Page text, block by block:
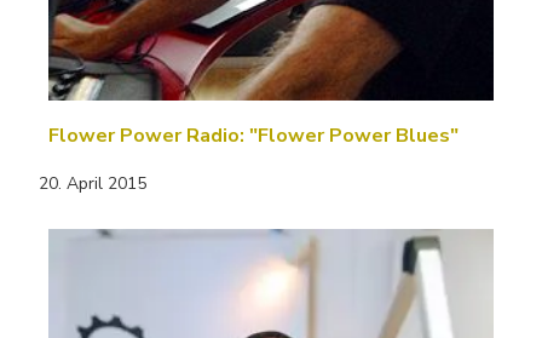
Flower Power Radio: "Flower Power Blues"
20. April 2015